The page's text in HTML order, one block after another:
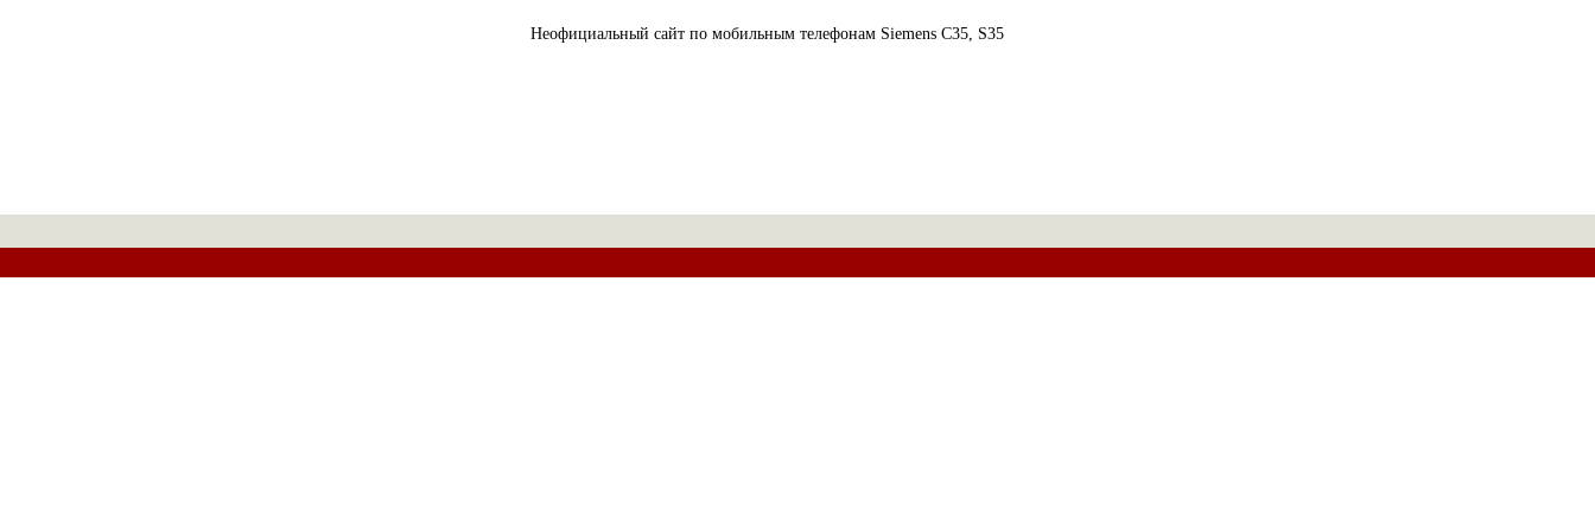
Неофициальный сайт по мобильным телефонам Siemens C35, S35